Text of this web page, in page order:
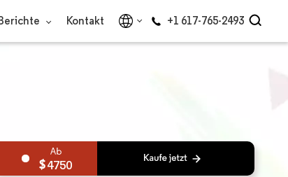
Kontakt +1 617-765-2493
4750